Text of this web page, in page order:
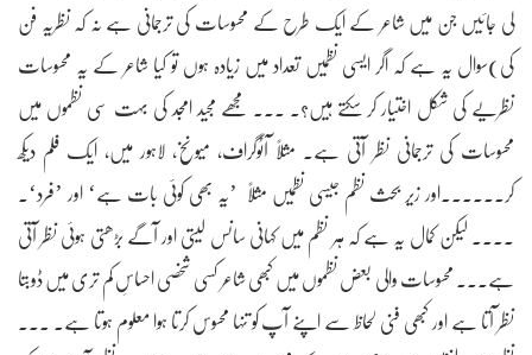
لی جائیں جن میں شاعر کے ایک طرح کے محسوسات کی ترجمانی ہے نہ کہ نظریہ فن
کی)سوال یہ ہے کہ اگر ایسی نظمیں تعداد میں زیادہ ہوں تو کیا شاعر کے یہ محسوسات
نظریے کی شکل اختیار کر سکتے ہیں؟۔ ۔۔۔ مجھے مجید امجد کی بہت سی نظموں میں
محسوسات کی ترجمانی نظر آتی ہے۔ مثلاً آٹوگراف، میونخ، لاہور میں، ایک فلم دیکھ
کر۔۔۔۔۔۔اور زیر بحث نظم جیسی نظمیں مثلاً ’یہ بھی کوئی بات ہے‘ اور ’فرد‘۔
۔۔۔۔ لیکن کمال یہ ہے کہ ہر نظم میں کہانی سانس لیتی اور آگے بڑھتی ہوئی نظر آتی
ہے۔۔۔ محسوسات والی بعض نظموں میں کبھی شاعر کسی شخصی احساسِ کم تری میں ڈوبتا
نظر آتا ہے اور کبھی فنی لحاظ سے اپنے آپ کو تنہا محسوس کرتا ہوا معلوم ہوتا ہے۔ ۔۔۔